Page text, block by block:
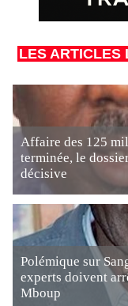
LES ARTICLES
Affaire des 125
terminée, le
décisive
Polémique sur
experts doivent
Mboup